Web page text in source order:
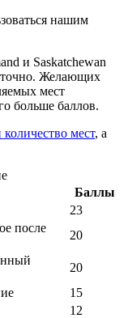
нашим
и Saskatchewan
Желающих
мест
больше баллов.
мест, а
Баллы
23
после
20
20
15
12